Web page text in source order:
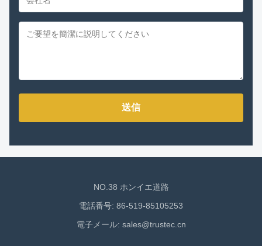
送信
NO.38 ホンイエ道路
電話番号: 86-519-85105253
電子メール: sales@trustec.cn